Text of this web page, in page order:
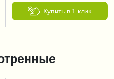
Купить в 1 клик